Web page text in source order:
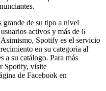
grande de su tipo a nivel
activos y más de 6
Spotify es el servicio
en su categoría al
a su catálogo. Para más
Spotify, visite
de Facebook en